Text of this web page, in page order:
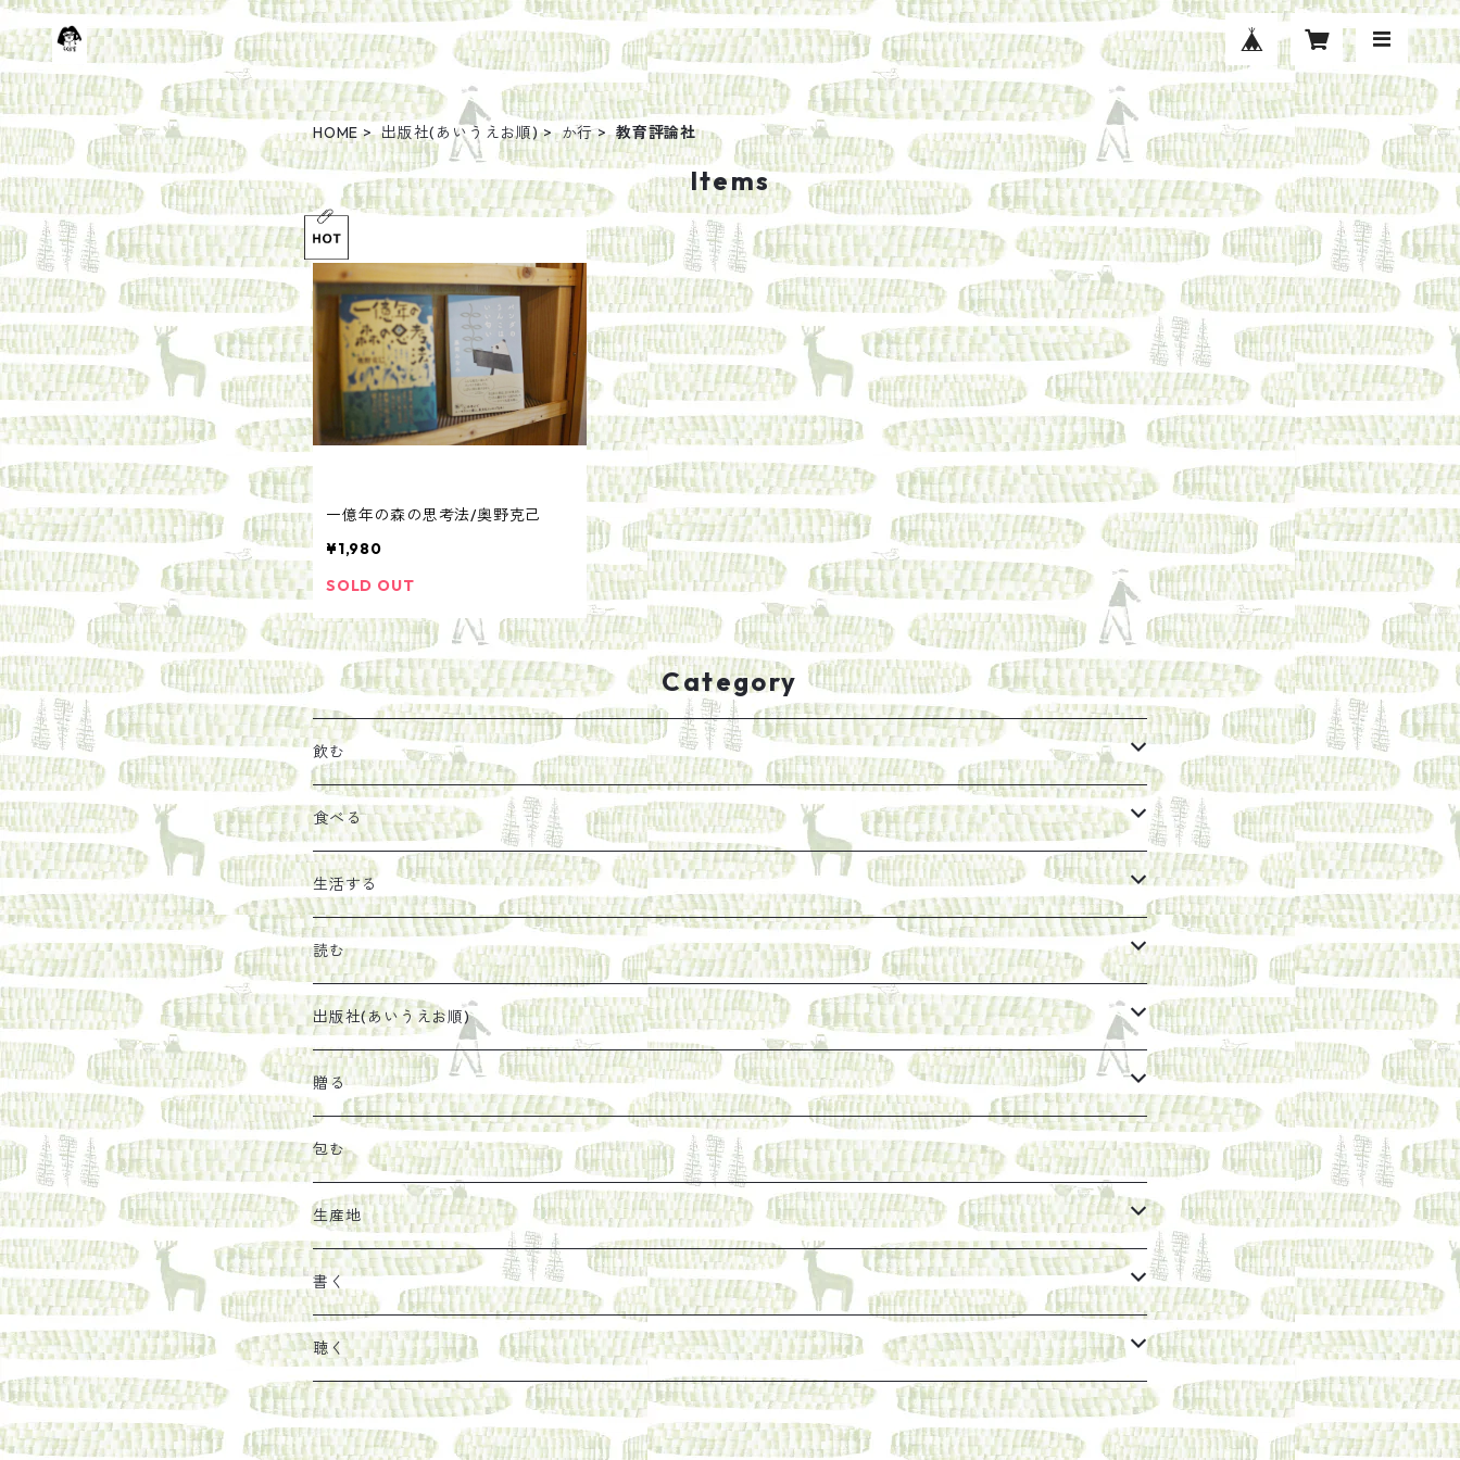
HOME 出版社(あいうえお順) か行 教育評論社
Items
一億年の森の思考法/奥野克己
¥1,980
SOLD OUT
Category
飲む
お茶
エキス
珈琲豆
太山寺珈琲焙煎室
食べる
ジャム
うめぼし
塩
オリーブオイル
その他
マスコバド糖
しょうがパウダー
野菜・果物
新しょうが
生活する
エコラップ
石けん
ヘチマたわし
陶器
馬目隆宏
絵
タンブラー
読む
刊行から時間が経ったけれど、長く売り続けたい一冊
贈り物に勧めたい絵本
紀伊半島ブックマルシェ関連本
らくだ舎出帆室の参考本など
新刊では販売しづらくなった本を巡らせて
古本や自由価格本から探す
出版社(あいうえお順)
らくだ舎出帆室
リトルプレス
mario books
タイドラー
Sakumag
地下BOOKS
海外出版社
古本
あ行
明石書店
か行
贈る
包装
ギフトセット
カレンダー
カップ
ステッカー
包む
生産地
色川
そこそこ農園
農家民泊JUGEM
フィリピン
パレスチナ
書く
カムワッカ
らくだ舎
聴く
里